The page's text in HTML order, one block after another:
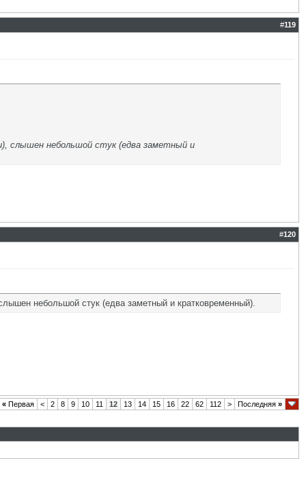
#119
слышен небольшой стук (едва заметный и
#120
небольшой стук (едва заметный и кратковременный).
« Первая < 2 8 9 10 11 12 13 14 15 16 22 62 112 > Последняя »